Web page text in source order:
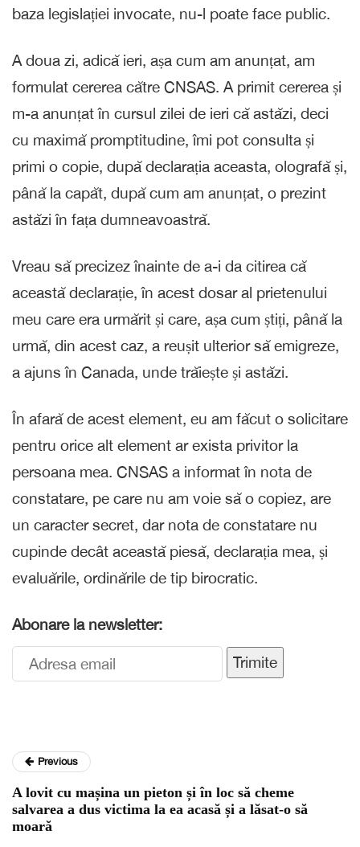
baza legislației invocate, nu-l poate face public.
A doua zi, adică ieri, așa cum am anunțat, am
formulat cererea către CNSAS. A primit cererea și
m-a anunțat în cursul zilei de ieri că astăzi, deci
cu maximă promptitudine, îmi pot consulta și
primi o copie, după declarația aceasta, olografă și,
până la capăt, după cum am anunțat, o prezint
astăzi în fața dumneavoastră.
Vreau să precizez înainte de a-i da citirea că
această declarație, în acest dosar al prietenului
meu care era urmărit și care, așa cum știți, până la
urmă, din acest caz, a reușit ulterior să emigreze,
a ajuns în Canada, unde trăiește și astăzi.
În afară de acest element, eu am făcut o solicitare
pentru orice alt element ar exista privitor la
persoana mea. CNSAS a informat în nota de
constatare, pe care nu am voie să o copiez, are
un caracter secret, dar nota de constatare nu
cupinde decât această piesă, declarația mea, și
evaluările, ordinările de tip birocratic.
Abonare la newsletter:
Trimite
Previous
A lovit cu mașina un pieton și în loc să cheme
salvarea a dus victima la ea acasă și a lăsat-o să
moară